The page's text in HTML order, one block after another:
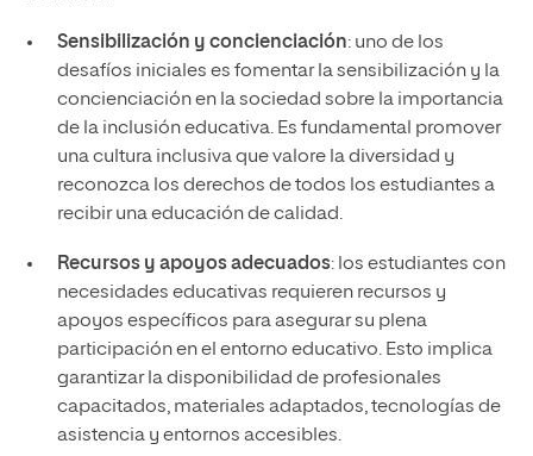
Sensibilización y concienciación: uno de los
desafíos iniciales es fomentar la sensibilización y la
concienciación en la sociedad sobre la importancia
de la inclusión educativa. Es fundamental promover
una cultura inclusiva que valore la diversidad y
reconozca los derechos de todos los estudiantes a
recibir una educación de calidad.
Recursos y apoyos adecuados: los estudiantes con
necesidades educativas requieren recursos y
apoyos específicos para asegurar su plena
participación en el entorno educativo. Esto implica
garantizar la disponibilidad de profesionales
capacitados, materiales adaptados, tecnologías de
asistencia y entornos accesibles.